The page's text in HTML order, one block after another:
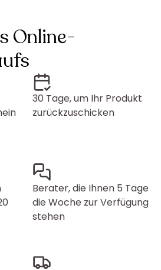
Online-
30 Tage, um Ihr Produkt
zurückzuschicken
Berater, die Ihnen 5 Tage
die Woche zur Verfügung
stehen